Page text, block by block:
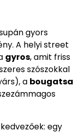
gyors
A helyi street
gyros, amit friss
szószokkal
a bougatsa
egy